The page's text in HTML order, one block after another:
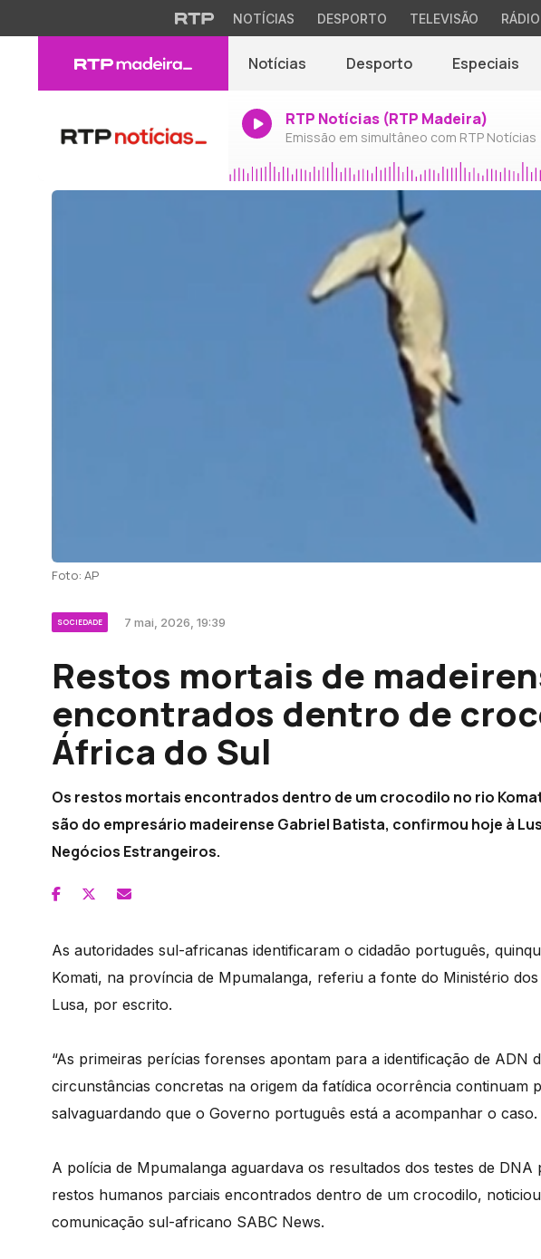
NOTÍCIAS DESPORTO TELEVISÃO RÁDIO
Notícias Desporto Especiais
RTP Notícias (RTP Madeira)
Emissão em simultâneo com RTP Notícias
Foto: AP
SOCIEDADE 7 mai, 2026, 19:39
Restos mortais de
encontrados dentro de
África do Sul
Os restos mortais encontrados dentro de um crocodilo no rio
são do empresário madeirense Gabriel Batista, confirmou hoje à
Negócios Estrangeiros.
As autoridades sul-africanas identificaram o cidadão português,
Komati, na província de Mpumalanga, referiu a fonte do Ministério
Lusa, por escrito.
“As primeiras perícias forenses apontam para a identificação de ADN
circunstâncias concretas na origem da fatídica ocorrência continuam
salvaguardando que o Governo português está a acompanhar o caso.
A polícia de Mpumalanga aguardava os resultados dos testes de
restos humanos parciais encontrados dentro de um crocodilo,
comunicação sul-africano SABC News.